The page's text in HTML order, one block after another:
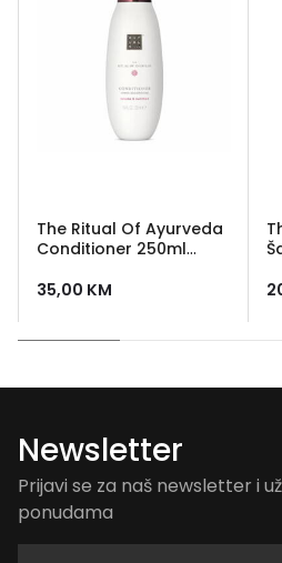
The Ritual Of Ayurveda
Conditioner 250ml
35,00 KM
Newsletter
Prijavi se za naš newsletter i
ponudama